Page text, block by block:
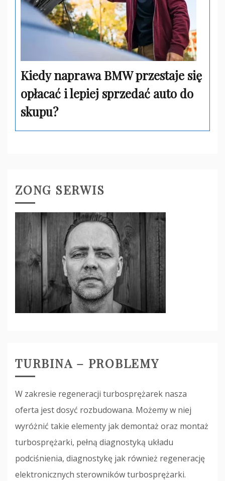
Kiedy naprawa BMW przestaje się
opłacać i lepiej sprzedać auto do
skupu?
ZONG SERWIS
TURBINA – PROBLEMY
W zakresie regeneracji turbosprężarek nasza
oferta jest dosyć rozbudowana. Możemy w niej
wyróżnić takie elementy jak demontaż oraz montaż
turbosprężarki, pełną diagnostyką układu
podciśnienia, diagnostykę jak również regenerację
elektronicznych sterowników turbosprężarki.